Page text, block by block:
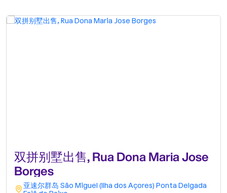
双拼别墅出售, Rua Dona Maria Jose
Borges
亚速尔群岛 São Miguel (Ilha dos Açores) Ponta Delgada